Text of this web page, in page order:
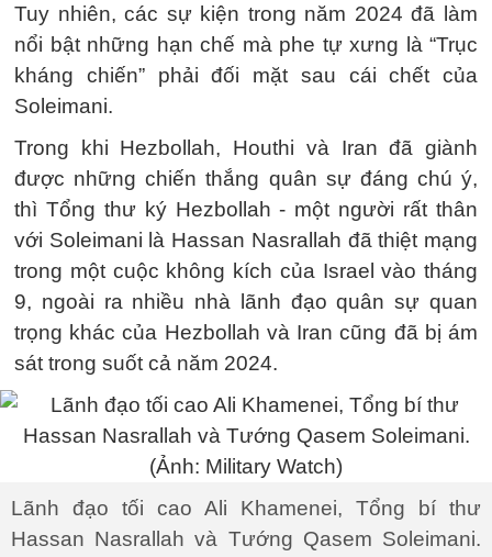
Tuy nhiên, các sự kiện trong năm 2024 đã làm
nổi bật những hạn chế mà phe tự xưng là “Trục
kháng chiến” phải đối mặt sau cái chết của
Soleimani.
Trong khi Hezbollah, Houthi và Iran đã giành
được những chiến thắng quân sự đáng chú ý,
thì Tổng thư ký Hezbollah - một người rất thân
với Soleimani là Hassan Nasrallah đã thiệt mạng
trong một cuộc không kích của Israel vào tháng
9, ngoài ra nhiều nhà lãnh đạo quân sự quan
trọng khác của Hezbollah và Iran cũng đã bị ám
sát trong suốt cả năm 2024.
Lãnh đạo tối cao Ali Khamenei, Tổng bí thư
Hassan Nasrallah và Tướng Qasem Soleimani.